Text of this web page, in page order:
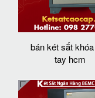
bán két sắt
tay hcm